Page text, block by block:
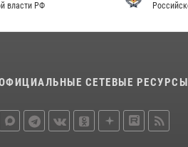
Российской Федерации
СЕТЕВЫЕ РЕСУРСЫ